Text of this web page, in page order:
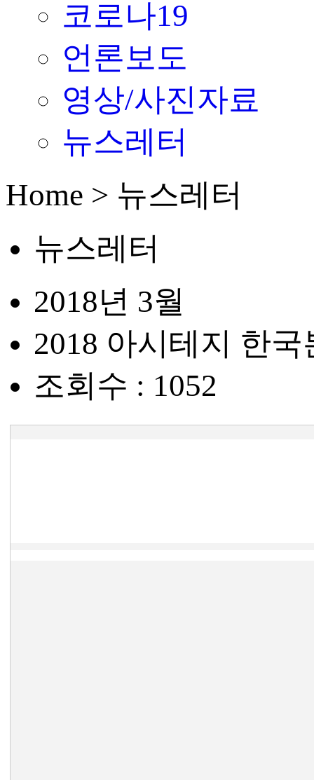
코로나19
언론보도
영상/사진자료
뉴스레터
Home > 뉴스레터
뉴스레터
2018년 3월
2018 아시테지 한
조회수 : 1052